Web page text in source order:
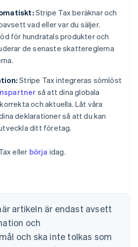
Stripe Tax beräknar och
vad eller var du säljer.
för hundratals produkter och
de senaste skattereglerna
Stripe Tax integreras sömlöst
så att dina globala
och aktuella. Låt våra
deklarationer så att du kan
ditt företag.
eller börja idag.
artikeln är endast avsett
och
och ska inte tolkas som
Deutsch English